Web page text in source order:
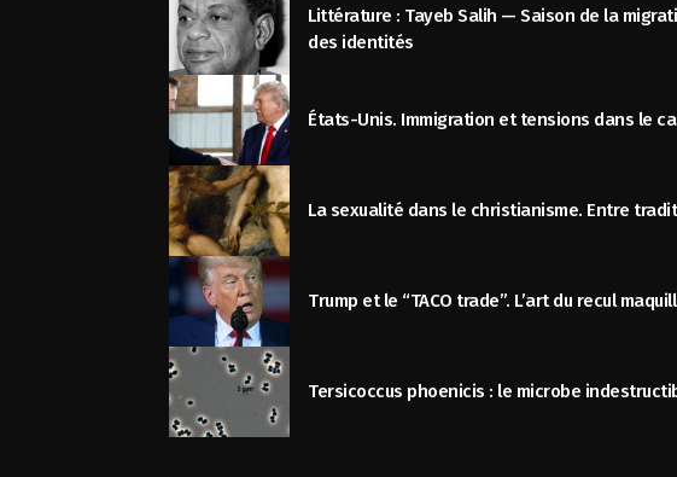
Littérature : Tayeb Salih — Saison de la
des identités
États-Unis. Immigration et tensions dans le
La sexualité dans le christianisme. Entre
Trump et le “TACO trade”. L’art du recul
Tersicoccus phoenicis : le microbe